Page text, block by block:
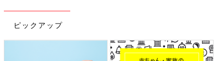
ピックアップ